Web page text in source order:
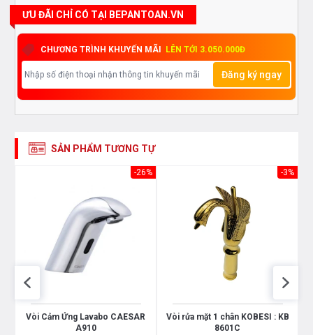
ƯU ĐÃI CHỈ CÓ TẠI BEPANTOAN.VN
CHƯƠNG TRÌNH KHUYẾN MÃI LÊN TỚI 3.050.000Đ
Đăng ký ngay
SẢN PHẨM TƯƠNG TỰ
-26%
Vòi Cảm Ứng Lavabo CAESAR
A910
-3%
Vòi rửa mặt 1 chân KOBESI : KB
8601C